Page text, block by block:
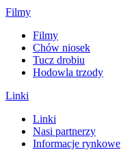
Filmy
Filmy
Chów niosek
Tucz drobiu
Hodowla trzody
Linki
Linki
Nasi partnerzy
Informacje rynkowe